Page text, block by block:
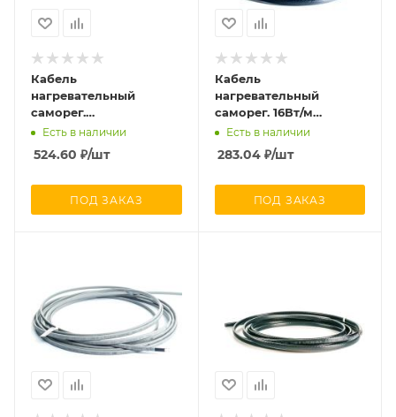
Кабель
нагревательный
саморег.
строительного
применения (кровли;
трубы) 40Вт/м 16AWG
SXLL40-2CR
Есть в наличии
524.60 ₽/шт
ПОД ЗАКАЗ
Кабель
нагревательный
саморег. 16Вт/м
строительного
применения (трубы)
термопласт Extherm
Есть в наличии
283.04₽/шт
ПОД ЗАКАЗ